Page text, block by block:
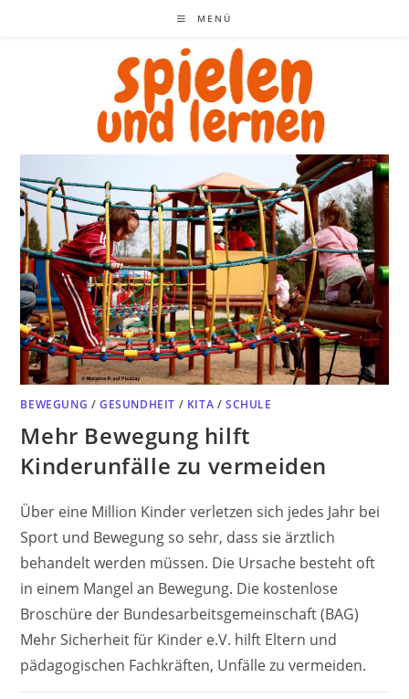
MENÜ
BEWEGUNG /GESUNDHEIT / KITA /SCHULE
Mehr Bewegung hilft
Kinderunfälle zu vermeiden
Über eine Million Kinder verletzen sich jedes Jahr bei
Sport und Bewegung so sehr, dass sie ärztlich
behandelt werden müssen. Die Ursache besteht oft
in einem Mangel an Bewegung. Die kostenlose
Broschüre der Bundesarbeitsgemeinschaft (BAG)
Mehr Sicherheit für Kinder e.V. hilft Eltern und
pädagogischen Fachkräften, Unfälle zu vermeiden.